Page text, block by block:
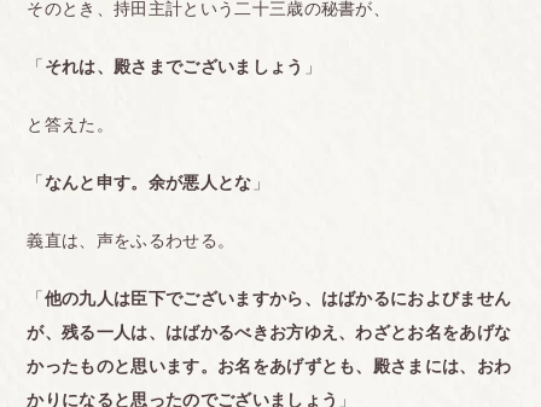
そのとき、持田主計という二十三歳の秘書が、
「 それは、殿さまでございましょう 」
と答えた。
「なんと申す。余が悪人とな 」
義直は、声をふるわせる。
「他の九人は臣下でございますから、はばかるにおよびません
が、残る一人は、はばかるべきお方ゆえ、わざとお名をあげな
かったものと思います。お名をあげずとも、殿さまには、おわ
かりになると思ったのでございましょう 」